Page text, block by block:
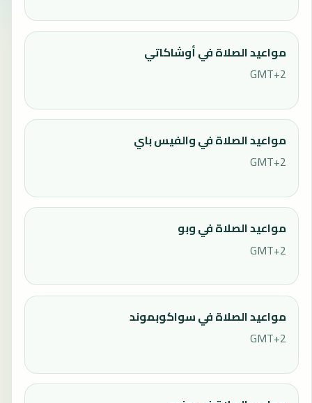
مواعيد الصلاة في أوشاكاتي
GMT+2
مواعيد الصلاة في والفيس باي
GMT+2
مواعيد الصلاة في وبو
GMT+2
مواعيد الصلاة في سواكوبموند
GMT+2